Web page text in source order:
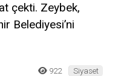
çekti. Zeybek,
Belediyesi’ni
922 Siyaset